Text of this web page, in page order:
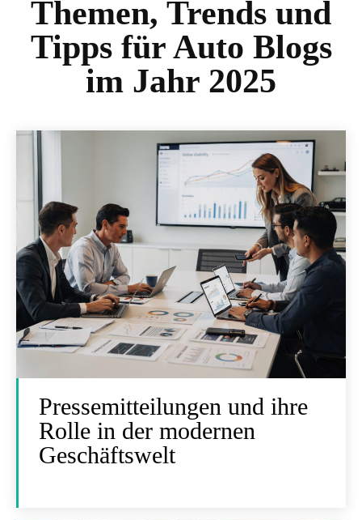
Themen, Trends und
Tipps für Auto Blogs
im Jahr 2025
Pressemitteilungen und ihre
Rolle in der modernen
Geschäftswelt